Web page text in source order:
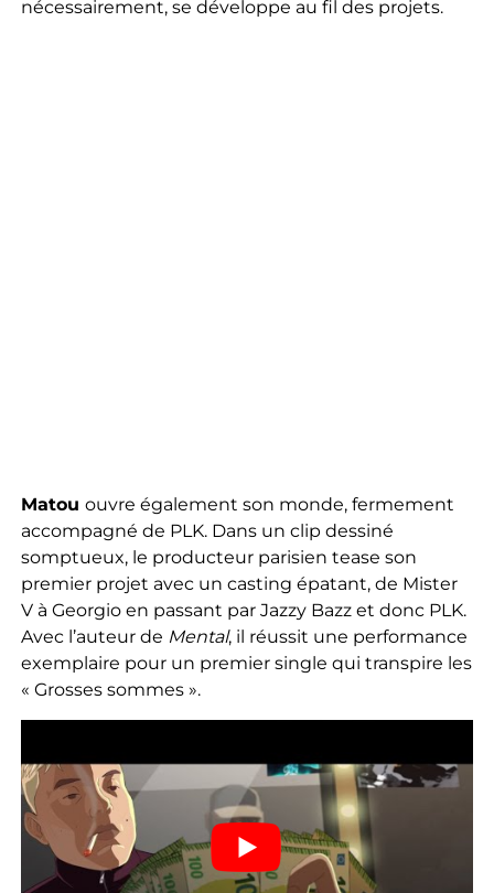
nécessairement, se développe au fil des projets.
Matou ouvre également son monde, fermement
accompagné de PLK. Dans un clip dessiné
somptueux, le producteur parisien tease son
premier projet avec un casting épatant, de Mister
V à Georgio en passant par Jazzy Bazz et donc PLK.
Avec l’auteur de Mental, il réussit une performance
exemplaire pour un premier single qui transpire les
« Grosses sommes ».